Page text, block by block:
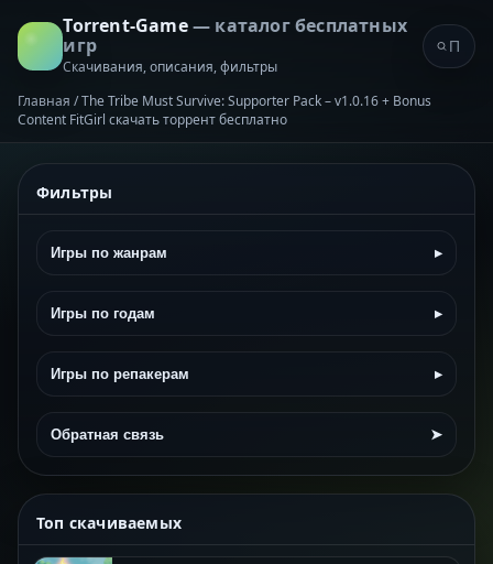
Torrent-Game— каталог бесплатных
игр
Скачивания, описания, фильтры
Главная /The Tribe Must Survive: Supporter Pack – v1.0.16 + Bonus
Content FitGirl скачать торрент бесплатно
Фильтры
Игры по жанрам ▸
Игры по годам ▸
Игры по репакерам ▸
Обратная связь ➤
Топ скачиваемых